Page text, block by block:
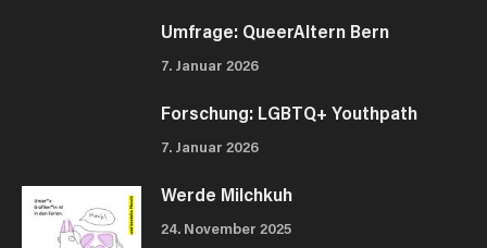
Umfrage: QueerAltern Bern
7. Januar 2026
Forschung: LGBTQ+ Youthpath
7. Januar 2026
Werde Milchkuh
24. November 2025